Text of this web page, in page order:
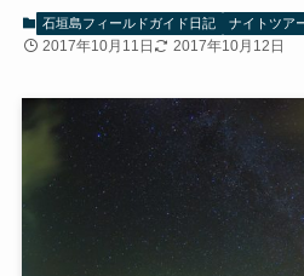
石垣島フィールドガイド日記 ナイトツア
2017年10月11日 2017年10月12日